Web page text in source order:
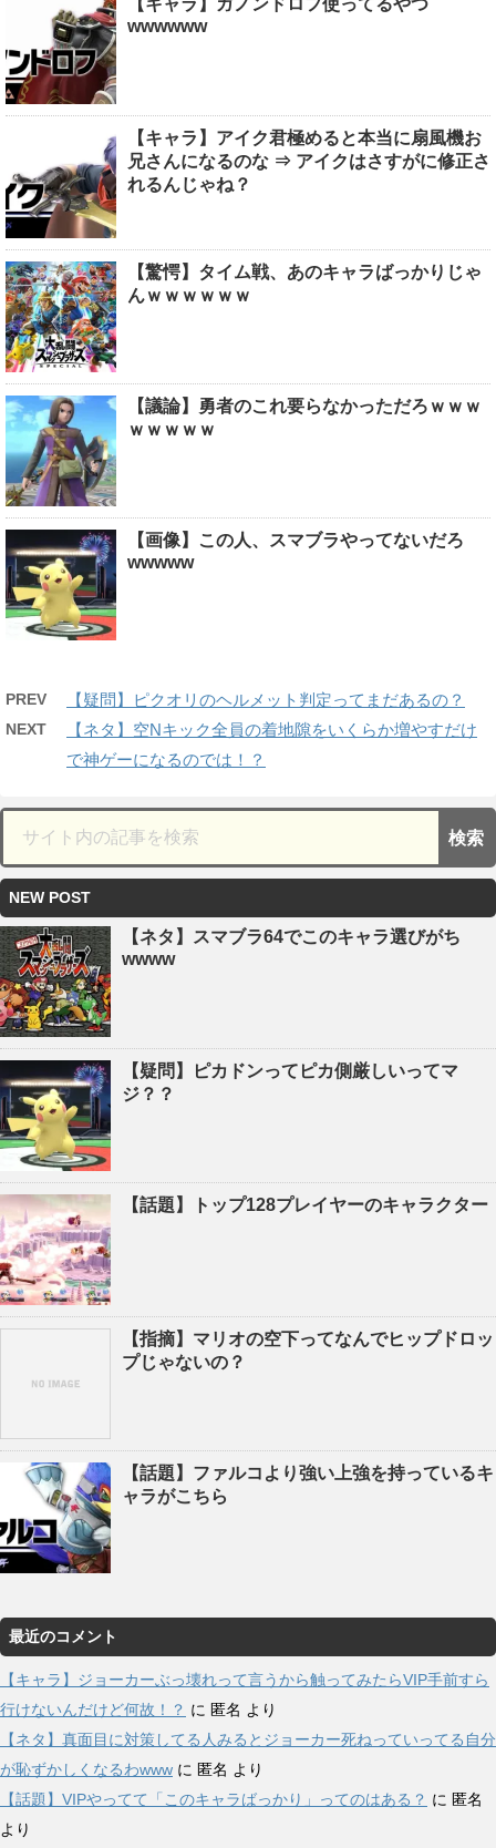
【キャラ】ガノンドロフ使ってるやつ
wwwwww
【キャラ】アイク君極めると本当に扇風機お
兄さんになるのな ⇒ アイクはさすがに修正さ
れるんじゃね？
【驚愕】タイム戦、あのキャラばっかりじゃ
んｗｗｗｗｗｗ
【議論】勇者のこれ要らなかっただろｗｗｗ
ｗｗｗｗｗ
【画像】この人、スマブラやってないだろ
wwwww
PREV 【疑問】ピクオリのヘルメット判定ってまだあるの？
NEXT
【ネタ】空Nキック全員の着地隙をいくらか増やすだけ
で神ゲーになるのでは！？
NEW POST
【ネタ】スマブラ64でこのキャラ選びがち
wwww
【疑問】ピカドンってピカ側厳しいってマ
ジ？？
【話題】トップ128プレイヤーのキャラクター
【指摘】マリオの空下ってなんでヒップドロッ
プじゃないの？
【話題】ファルコより強い上強を持っているキ
ャラがこちら
最近のコメント
【キャラ】ジョーカーぶっ壊れって言うから触ってみたらVIP手前すら
行けないんだけど何故！？ に 匿名 より
【ネタ】真面目に対策してる人みるとジョーカー死ねっていってる自分
が恥ずかしくなるわwww に 匿名 より
【話題】VIPやってて「このキャラばっかり」ってのはある？ に 匿名
より